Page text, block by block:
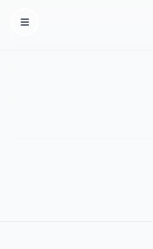
Homepage